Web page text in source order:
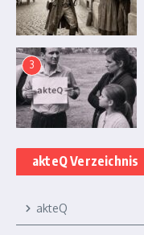
3
akteQ Verzeichnis
akteQ